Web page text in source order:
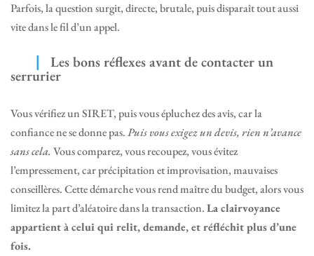
Parfois, la question surgit, directe, brutale, puis disparaît tout aussi
vite dans le fil d’un appel.
Les bons réflexes avant de contacter un
serrurier
Vous vérifiez un SIRET, puis vous épluchez des avis, car la
confiance ne se donne pas.Puis vous exigez un devis, rien n’avance
sans cela. Vous comparez, vous recoupez, vous évitez
l’empressement, car précipitation et improvisation, mauvaises
conseillères. Cette démarche vous rend maître du budget, alors vous
limitez la part d’aléatoire dans la transaction.La clairvoyance
appartient à celui qui relit, demande, et réfléchit plus d’une
fois.